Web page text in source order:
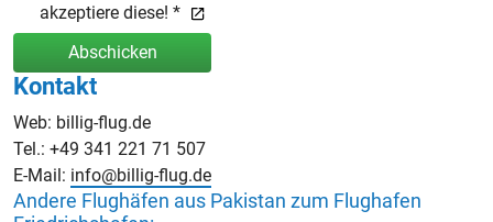
akzeptiere diese! *
Abschicken
Kontakt
Web: billig-flug.de
Tel.: +49 341 221 71 507
E-Mail: info@billig-flug.de
Andere Flughäfen aus Pakistan zum Flughafen